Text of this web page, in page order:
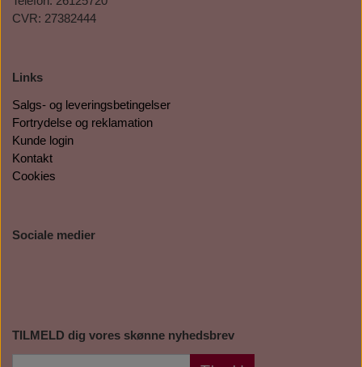
CVR: 27382444
Links
Salgs- og leveringsbetingelser
Fortrydelse og reklamation
Kunde login
Kontakt
Cookies
Sociale medier
TILMELD dig vores skønne nyhedsbrev